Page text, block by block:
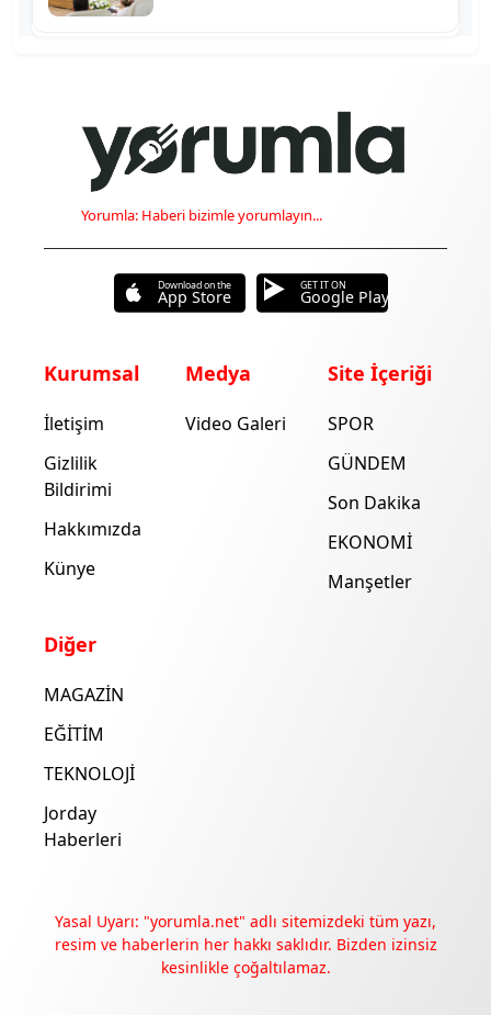
Yorumla: Haberi bizimle yorumlayın...
Download on the
App Store
GET IT ON
Google Play
Kurumsal
İletişim
Gizlilik
Bildirimi
Hakkımızda
Künye
Medya
Video Galeri
Site İçeriği
SPOR
GÜNDEM
Son Dakika
EKONOMİ
Manşetler
Diğer
MAGAZİN
EĞİTİM
TEKNOLOJİ
Jorday
Haberleri
Yasal Uyarı: "yorumla.net" adlı sitemizdeki tüm yazı,
resim ve haberlerin her hakkı saklıdır. Bizden izinsiz
kesinlikle çoğaltılamaz.